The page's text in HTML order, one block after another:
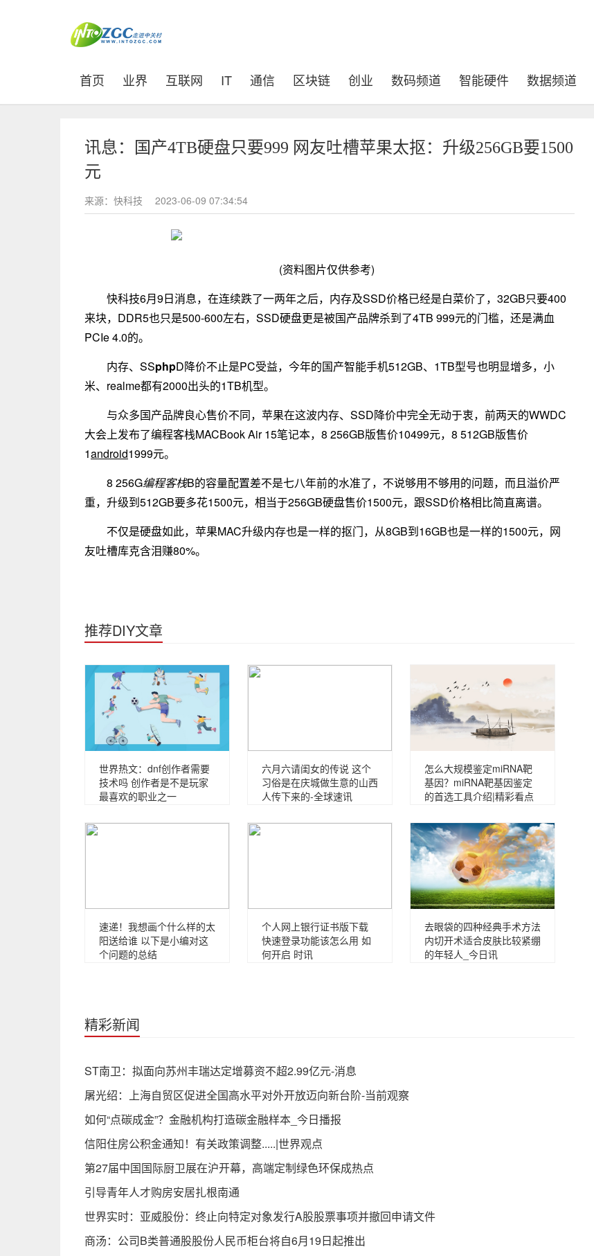
首页 (current)
业界 互联网 IT 通信 区块链 创业 数码频道 智能硬件 数据频道
讯息：国产4TB硬盘只要999 网友吐槽苹果太抠：升级256GB要1500
元
来源：快科技 2023-06-09 07:34:54
(资料图片仅供参考)
快科技6月9日消息，在连续跌了一两年之后，内存及SSD价格已经是白菜价了，32GB只要400
来块，DDR5也只是500-600左右，SSD硬盘更是被国产品牌杀到了4TB 999元的门槛，还是满血
PCIe 4.0的。
内存、SSphpD降价不止是PC受益，今年的国产智能手机512GB、1TB型号也明显增多，小
米、realme都有2000出头的1TB机型。
与众多国产品牌良心售价不同，苹果在这波内存、SSD降价中完全无动于衷，前两天的WWDC
大会上发布了编程客栈MACBook Air 15笔记本，8 256GB版售价10499元，8 512GB版售价
1android1999元。
8 256G编程客栈B的容量配置差不是七八年前的水准了，不说够用不够用的问题，而且溢价严
重，升级到512GB要多花1500元，相当于256GB硬盘售价1500元，跟SSD价格相比简直离谱。
不仅是硬盘如此，苹果MAC升级内存也是一样的抠门，从8GB到16GB也是一样的1500元，网
友吐槽库克含泪赚80%。
推荐DIY文章
世界热文：dnf创作者需要
技术吗 创作者是不是玩家
最喜欢的职业之一
六月六请闺女的传说 这个
习俗是在庆城做生意的山西
人传下来的-全球速讯
怎么大规模鉴定miRNA靶
基因？miRNA靶基因鉴定
的首选工具介绍|精彩看点
速递！我想画个什么样的太
阳送给谁 以下是小编对这
个问题的总结
个人网上银行证书版下载
快速登录功能该怎么用 如
何开启 时讯
去眼袋的四种经典手术方法
内切开术适合皮肤比较紧绷
的年轻人_今日讯
精彩新闻
ST南卫：拟面向苏州丰瑞达定增募资不超2.99亿元-消息
屠光绍：上海自贸区促进全国高水平对外开放迈向新台阶-当前观察
如何“点碳成金”？金融机构打造碳金融样本_今日播报
信阳住房公积金通知！有关政策调整.....|世界观点
第27届中国国际厨卫展在沪开幕，高端定制绿色环保成热点
引导青年人才购房安居扎根南通
世界实时：亚威股份：终止向特定对象发行A股股票事项并撤回申请文件
商汤：公司B类普通股股份人民币柜台将自6月19日起推出